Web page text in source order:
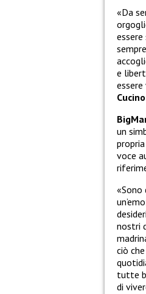
«Da
e
un
voce
«Sono
nostri
ciò
tutte
di